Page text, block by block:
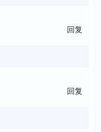
回复
回复